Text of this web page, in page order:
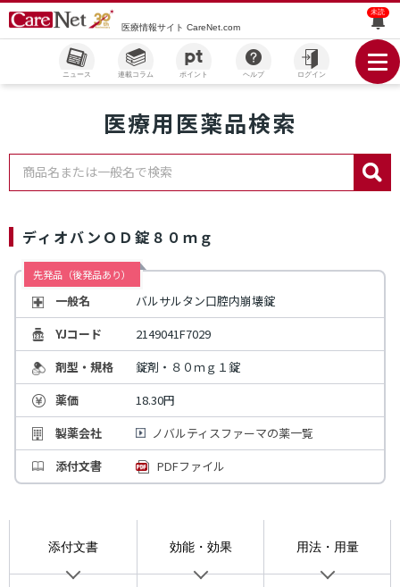
医療情報サイト CareNet.com
未読
ニュース 連載コラム ポイント ヘルプ ログイン
医療用医薬品検索
商品名または一般名で検索
ディオバンＯＤ錠８０ｍｇ
先発品（後発品あり）
一般名
バルサルタン口腔内崩壊錠
YJコード
2149041F7029
剤型・規格
錠剤・８０ｍｇ１錠
薬価
18.30円
製薬会社
ノバルティスファーマの薬一覧
添付文書
PDFファイル
添付文書 効能・効果 用法・用量